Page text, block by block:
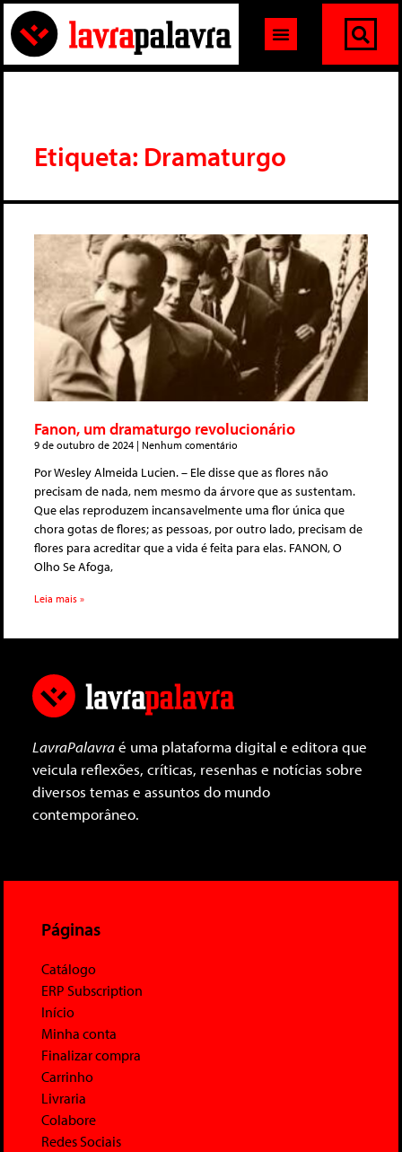
Etiqueta: Dramaturgo
Fanon, um dramaturgo revolucionário
9 de outubro de 2024 Nenhum comentário
Por Wesley Almeida Lucien. – Ele disse que as flores não
precisam de nada, nem mesmo da árvore que as sustentam.
Que elas reproduzem incansavelmente uma flor única que
chora gotas de flores; as pessoas, por outro lado, precisam de
flores para acreditar que a vida é feita para elas. FANON, O
Olho Se Afoga,
Leia mais »
LavraPalavraé uma plataforma digital e editora que
veicula reflexões, críticas, resenhas e notícias sobre
diversos temas e assuntos do mundo
contemporâneo.
Páginas
Catálogo
ERP Subscription
Início
Minha conta
Finalizar compra
Carrinho
Livraria
Colabore
Redes Sociais